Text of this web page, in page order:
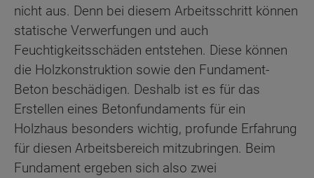
nicht aus. Denn bei diesem Arbeitsschritt können
statische Verwerfungen und auch
Feuchtigkeitsschäden entstehen. Diese können
die Holzkonstruktion sowie den Fundament-
Beton beschädigen. Deshalb ist es für das
Erstellen eines Betonfundaments für ein
Holzhaus besonders wichtig, profunde Erfahrung
für diesen Arbeitsbereich mitzubringen. Beim
Fundament ergeben sich also zwei